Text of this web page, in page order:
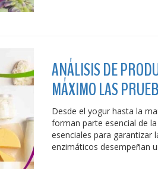
ANÁLISIS DE
MÁXIMO LAS
Desde el yogur hasta la
forman parte esencial de
esenciales para garantizar
enzimáticos desempeñan